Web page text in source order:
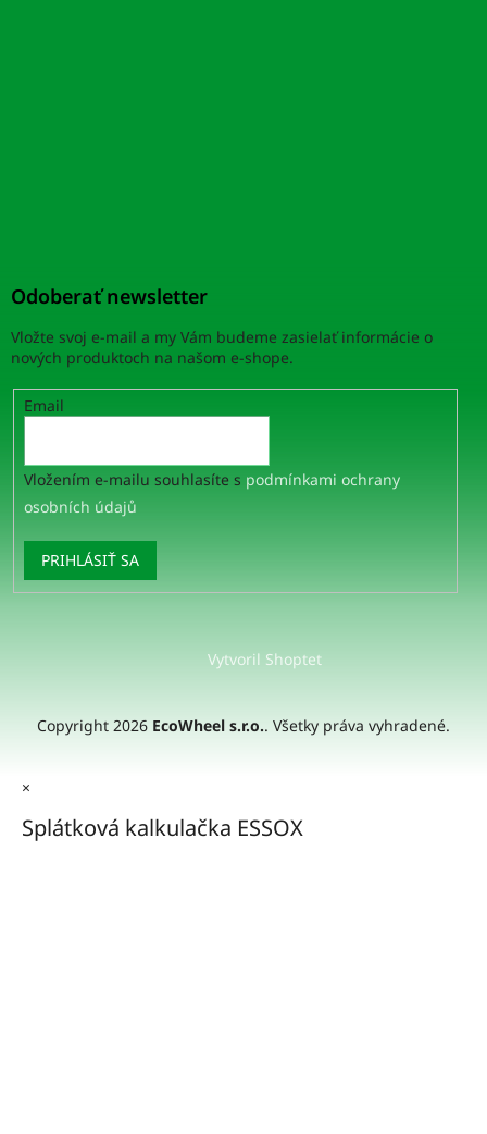
Odoberať newsletter
Vložte svoj e-mail a my Vám budeme zasielať informácie o
nových produktoch na našom e-shope.
Email
Vložením e-mailu souhlasíte s podmínkami ochrany
osobních údajů
PRIHLÁSIŤ SA
Vytvoril Shoptet
Copyright 2026 EcoWheel s.r.o.. Všetky práva vyhradené.
×
Splátková kalkulačka ESSOX